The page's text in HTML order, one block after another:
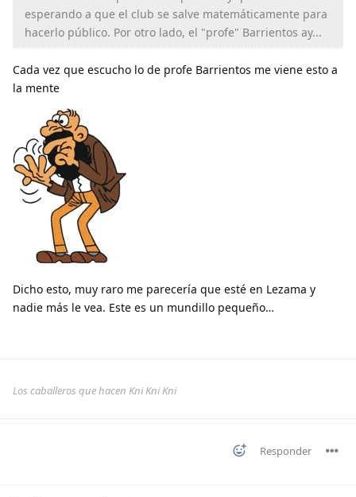
esperando a que el club se salve matemáticamente para
hacerlo público. Por otro lado, el "profe" Barrientos ay...
Cada vez que escucho lo de profe Barrientos me viene esto a
la mente
Dicho esto, muy raro me parecería que esté en Lezama y
nadie más le vea. Este es un mundillo pequeño…
Los caballeros que hacen Kni Kni Kni
Responder